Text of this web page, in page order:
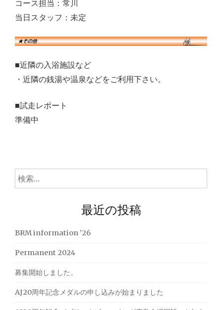
コース担当：常川
当日スタッフ：未定
■近隣の入浴施設など
・近隣の銭湯や温泉などをご利用下さい。
■試走レポート
準備中
検
索:
最近の投稿
BRM information ’26
Permanent 2024
募集開始しました。
AJ20周年記念メダルの申し込みが始まりました